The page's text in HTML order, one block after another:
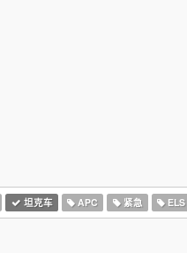
坦克车 APC 紧急 ELS